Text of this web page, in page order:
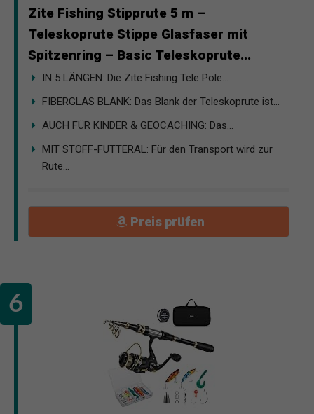
Zite Fishing Stipprute 5 m –
Teleskoprute Stippe Glasfaser mit
Spitzenring – Basic Teleskoprute...
IN 5 LÄNGEN: Die Zite Fishing Tele Pole...
FIBERGLAS BLANK: Das Blank der Teleskoprute ist...
AUCH FÜR KINDER & GEOCACHING: Das...
MIT STOFF-FUTTERAL: Für den Transport wird zur
Rute...
Preis prüfen